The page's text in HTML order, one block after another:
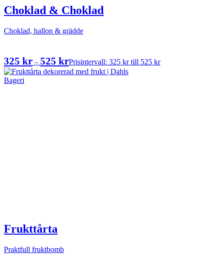
Choklad & Choklad
Choklad, hallon & grädde
325 kr – 525 krPrisintervall: 325 kr till 525 kr
Frukttårta
Praktfull fruktbomb